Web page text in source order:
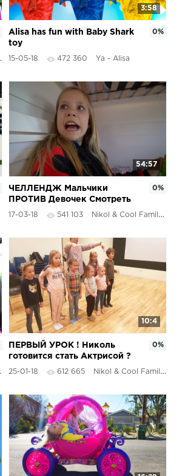
3:58
Alisa has fun with Baby Shark
toy
15-05-18 472 360 Ya - Alisa
0%
54:57
ЧЕЛЛЕНДЖ Мальчики
ПРОТИВ Девочек Смотреть
до конца ЛОШАДЬ в
17-03-18 541 103 Nikol & Cool Family
0%
10:4
ПЕРВЫЙ УРОК ! Николь
готовится стать Актрисой ?
Влог Дети Ева Алиса и
25-01-18 612 665 Nikol & Cool Family
0%